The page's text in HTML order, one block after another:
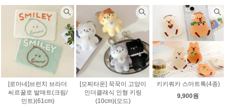
[로마네]브런치 브라더
씨르꿀로 발매트(크림/
민트)(61cm)
[모찌타운] 꾹꾹이 고양이
인더클래식 인형 키링
(10cm)(오드)
키키쿼카 스마트톡(4종)
9,900원